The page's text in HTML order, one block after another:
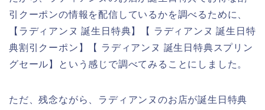
引クーポンの情報を配信しているかを調べるために、
【ラディアンヌ 誕生日特典】【 ラディアンヌ 誕生日特
典割引クーポン】【 ラディアンヌ 誕生日特典スプリン
グセール】という感じで調べてみることにしました。
ただ、残念ながら、ラディアンヌのお店が誕生日特典